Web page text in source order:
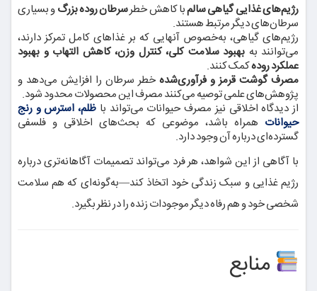
رژیم‌های غذایی گیاهی سالمبا کاهش خطرسرطان روده بزرگو بسیاری
سرطان‌های دیگر مرتبط هستند.
رژیم‌های گیاهی، به‌خصوص آنهایی که بر غذاهای کامل تمرکز دارند،
می‌توانند به بهبود سلامت کلی، کنترل وزن، کاهش التهاب و بهبود
عملکرد رودهکمک کنند.
مصرف گوشت قرمز و فرآوری‌شده خطر سرطان را افزایش می‌دهد و
پژوهش‌های علمی توصیه می‌کنند مصرف این محصولات محدود شود.
از دیدگاه اخلاقی نیز مصرف حیوانات می‌تواند با ظلم، استرس و رنج
حیوانات همراه باشد، موضوعی که بحث‌های اخلاقی و فلسفی
گسترده‌ای درباره آن وجود دارد.
با آگاهی از این شواهد، هر فرد می‌تواند تصمیمات آگاهانه‌تری درباره
رژیم غذایی و سبک زندگی خود اتخاذ کند—به‌گونه‌ای که هم سلامت
شخصی خود و هم رفاه دیگر موجودات زنده را در نظر بگیرد.
منابع